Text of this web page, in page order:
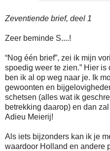
Zeventiende brief, deel 1
Zeer beminde S....!
“Nog één brief”, zei ik mijn
spoedig weer te zien.” Hier
ben ik al op weg naar je. Ik
gewoonten en
schetsen (alles wat ik
betrekking daarop) en dan
Adieu Meierij!
Als iets bijzonders kan ik je
waardoor Holland en andere